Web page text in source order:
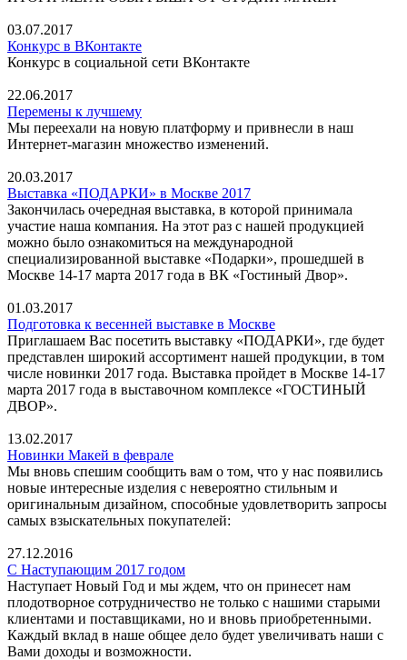
03.07.2017
Конкурс в ВКонтакте
Конкурс в социальной сети ВКонтакте
22.06.2017
Перемены к лучшему
Мы переехали на новую платформу и привнесли в наш
Интернет-магазин множество изменений.
20.03.2017
Выставка «ПОДАРКИ» в Москве 2017
Закончилась очередная выставка, в которой принимала
участие наша компания. На этот раз с нашей продукцией
можно было ознакомиться на международной
специализированной выставке «Подарки», прошедшей в
Москве 14-17 марта 2017 года в ВК «Гостиный Двор».
01.03.2017
Подготовка к весенней выставке в Москве
Приглашаем Вас посетить выставку «ПОДАРКИ», где будет
представлен широкий ассортимент нашей продукции, в том
числе новинки 2017 года. Выставка пройдет в Москве 14-17
марта 2017 года в выставочном комплексе «ГОСТИНЫЙ
ДВОР».
13.02.2017
Новинки Макей в феврале
Мы вновь спешим сообщить вам о том, что у нас появились
новые интересные изделия с невероятно стильным и
оригинальным дизайном, способные удовлетворить запросы
самых взыскательных покупателей:
27.12.2016
С Наступающим 2017 годом
Наступает Новый Год и мы ждем, что он принесет нам
плодотворное сотрудничество не только с нашими старыми
клиентами и поставщиками, но и вновь приобретенными.
Каждый вклад в наше общее дело будет увеличивать наши с
Вами доходы и возможности.